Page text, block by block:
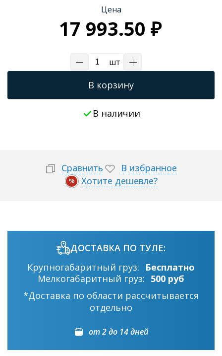
Трапы для душевых
Цена
17 993.50 ₽
шт
В корзину
В наличии
Сравнить В избранное
% Хотите дешевле?
ДОСТАВКА ПО ТУЛЕ:
Крупногабаритный груз:
Бесплатно
Мелкогабаритный груз: 500 руб
*Доставка по области рассчитывается
отдельно
от 2 до 14 дней